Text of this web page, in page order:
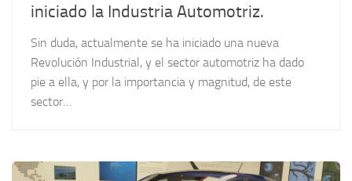
iniciado la Industria Automotriz.
Sin duda, actualmente se ha iniciado una nueva
Revolución Industrial, y el sector automotriz ha dado
pie a ella, y por la importancia y magnitud, de este
sector…